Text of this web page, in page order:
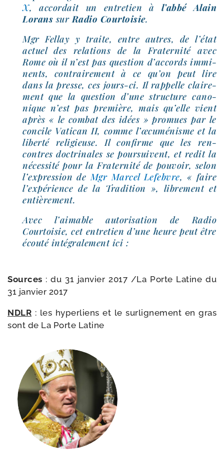
X, accor­dait un entre­tien à l’ab­bé Alain
Lorans surRadio Courtoisie.
Mgr Fellay y traite, entre autres, de l’é­tat
actuel des rela­tions de la Fraternité avec
Rome où il n’est pas ques­tion d’ac­cords immi­
nents, contrai­re­ment à ce qu’on peut lire
dans la presse, ces jours-​ci. Il rap­pelle clai­re­
ment que la ques­tion d’une struc­ture cano­
nique n’est pas pre­mière, mais qu’elle vient
après « le com­bat des idées » pro­mues par le
concile Vatican II, comme l’œ­cu­mé­nisme et la
liber­té reli­gieuse. Il confirme que les ren­
contres doc­tri­nales se pour­suivent, et redit la
néces­si­té pour la Fraternité de pou­voir, selon
l’ex­pres­sion deMgr Marcel Lefebvre, « faire
l’ex­pé­rience de la Tradition », libre­ment et
entièrement.
Avec l’ai­mable auto­ri­sa­tion de Radio
Courtoisie, cet entre­tien d’une heure peut être
écou­té inté­gra­le­ment ici :
Sources : du 31 jan­vier 2017 /​La Porte Latine du
31 jan­vier 2017
NDLR : les hyper­liens et le sur­li­gne­ment en gras
sont de La Porte Latine